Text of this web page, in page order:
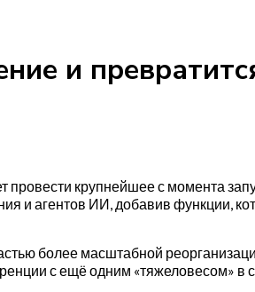
и
провести крупнейшее с момента
и агентов ИИ, добавив функции,
более масштабной
с ещё одним «тяжеловесом»